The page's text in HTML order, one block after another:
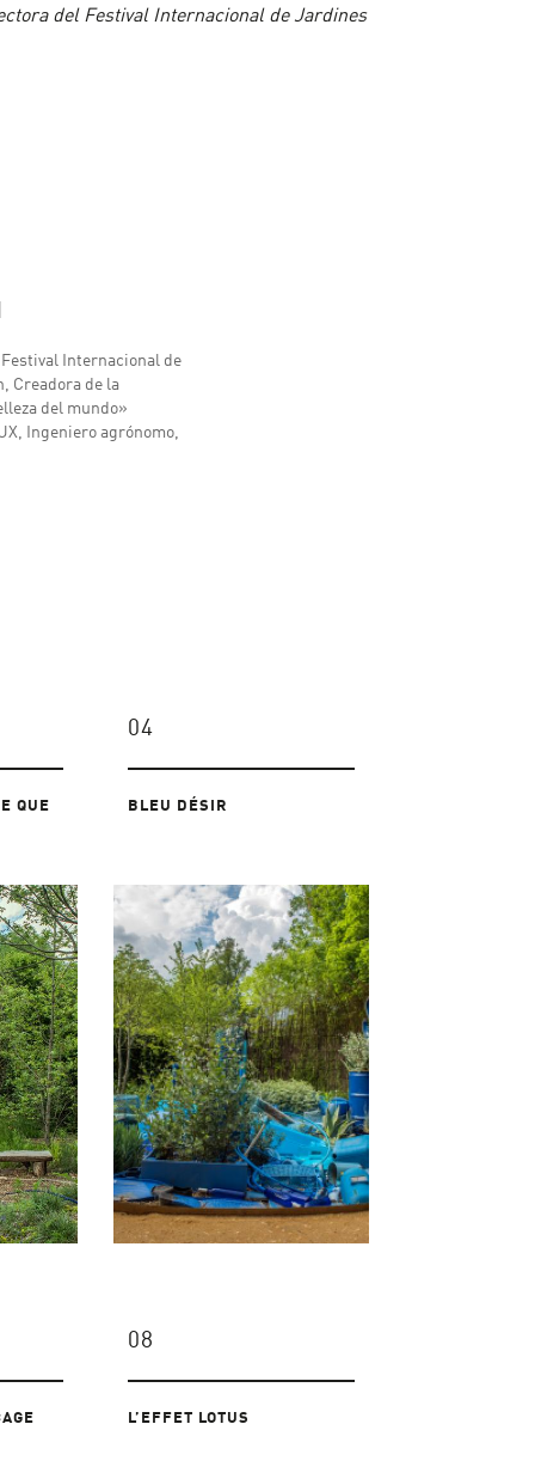
del Festival Internacional de Jardines
Internacional de
Creadora de la
del mundo»
Ingeniero agrónomo,
QUE
04
BLEU DÉSIR
08
L’EFFET LOTUS